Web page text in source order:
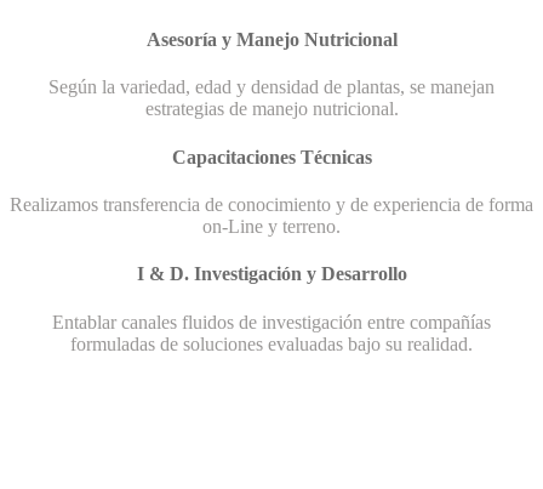
Asesoría y Manejo Nutricional
Según la variedad, edad y densidad de plantas, se manejan
estrategias de manejo nutricional.
Capacitaciones Técnicas
Realizamos transferencia de conocimiento y de experiencia de forma
on-Line y terreno.
I & D. Investigación y Desarrollo
Entablar canales fluidos de investigación entre compañías
formuladas de soluciones evaluadas bajo su realidad.